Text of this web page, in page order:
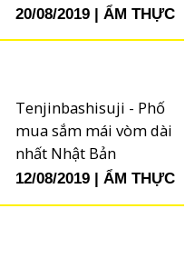
20/08/2019 ẨM THỰC
Tenjinbashisuji - Phố
mua sắm mái vòm dài
nhất Nhật Bản
12/08/2019 ẨM THỰC